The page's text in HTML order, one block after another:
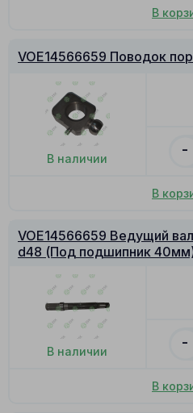
В
VOE14566659 Поводок
В наличии
-
В
VOE14566659 Ведущий
d48 (Под подшипник
В наличии
-
В